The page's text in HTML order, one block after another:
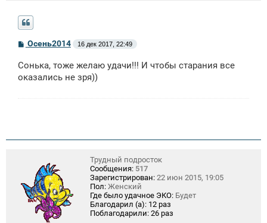
С
б
щ
Осень2014 16 дек 2017, 22:49
Сонька, тоже желаю удачи!!! И чтобы старания все
оказались не зря))
Трудный подросток
Сообщения: 517
Зарегистрирован: 22 июн 2015, 19:05
Пол: Женский
Где было удачное ЭКО: Будет
Благодарил (а): 12 раз
Поблагодарили: 26 раз